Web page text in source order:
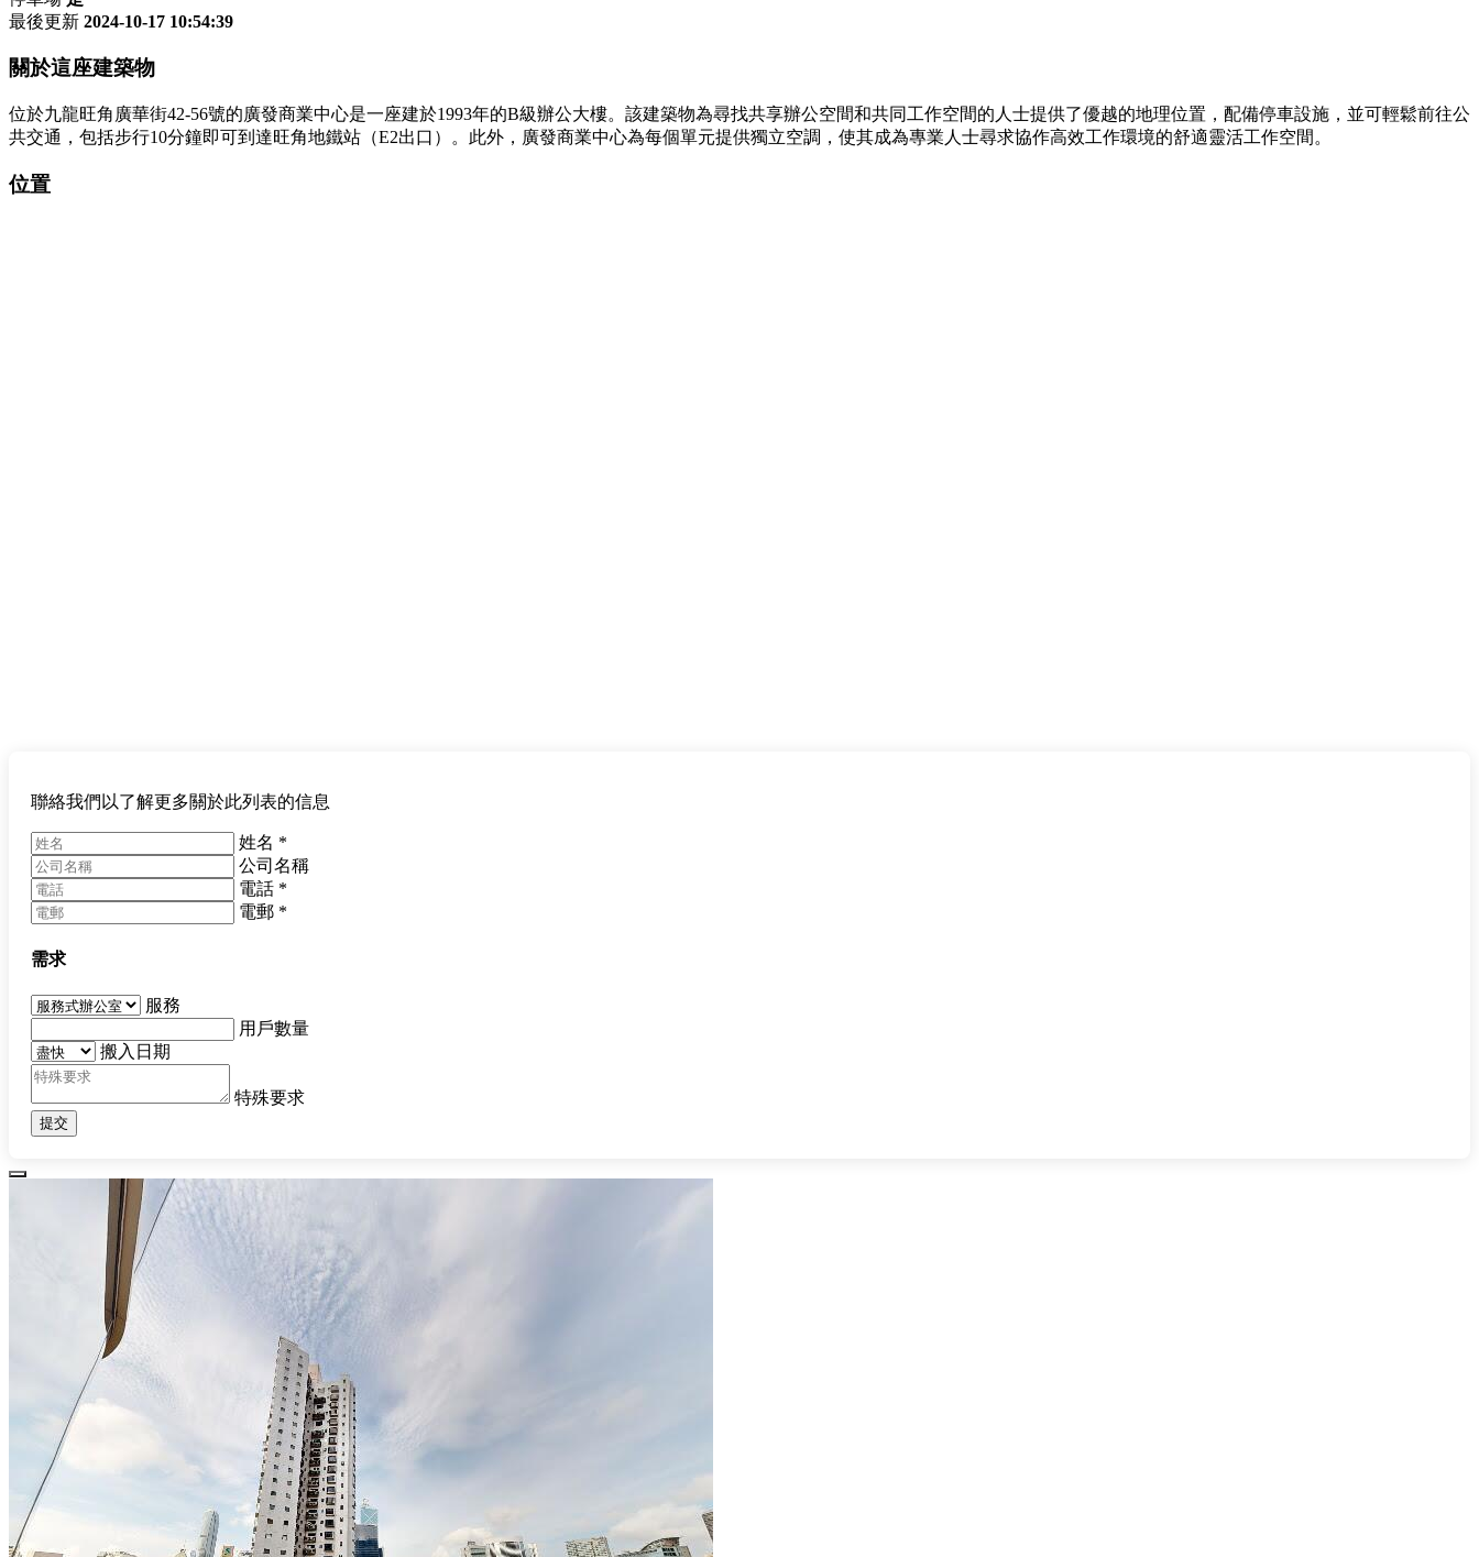
最後更新 2024-10-17 10:54:39
關於這座建築物
位於九龍旺角廣華街42-56號的廣發商業中心是一座建於1993年的B級辦公大樓。該建築物為尋找共享辦公空間和共同工作空間的人士提供了優越的地理位置，配備停車設施，並可輕鬆前往公
共交通，包括步行10分鐘即可到達旺角地鐵站（E2出口）。此外，廣發商業中心為每個單元提供獨立空調，使其成為專業人士尋求協作高效工作環境的舒適靈活工作空間。
位置
聯絡我們以了解更多關於此列表的信息
姓名 *
公司名稱
電話 *
電郵 *
需求
服務
用戶數量
搬入日期
特殊要求
提交